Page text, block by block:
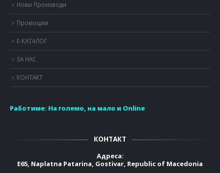
Нови Производи
Промоции
Е-КАТАЛОГ
ЗА НАС
КОНТАКТ
Работиме: На големо, на мало и Online
КОНТАКТ
Адреса:
E65, Naplatna Patarina, Gostivar, Republic of Macedonia